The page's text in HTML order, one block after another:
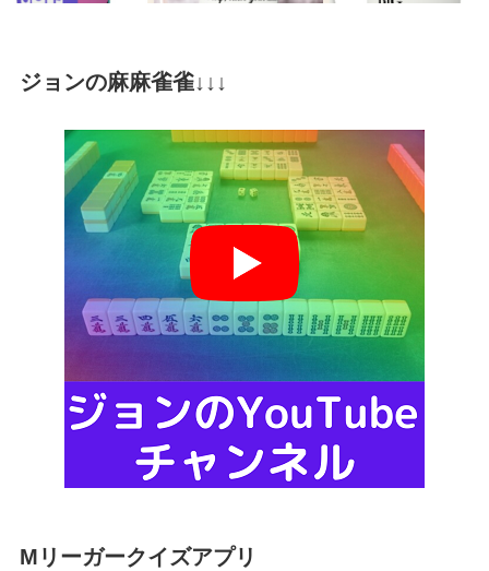
ジョンの麻麻雀雀↓↓↓
Mリーガークイズアプリ